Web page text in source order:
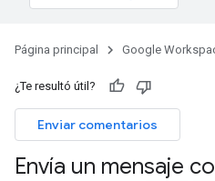
Página principal Google
¿Te resultó útil?
Enviar comentarios
Envía un mensaje